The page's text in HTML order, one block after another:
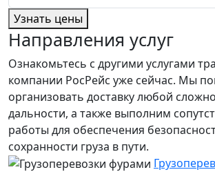
Узнать цены
Направления услуг
Ознакомьтесь с другими услугами
компании РосРейс уже сейчас. Мы
организовать доставку любой
дальности, а также выполним
работы для обеспечения
сохранности груза в пути.